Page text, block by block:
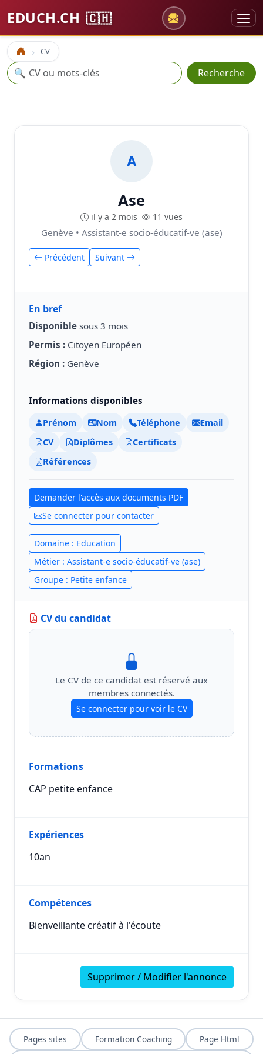
EDUCH.CH 🇨🇭
Accueil CV
Recherche
🔍 Recherche
A
Ase
il y a 2 mois 11 vues
Genève • Assistant-e socio-éducatif-ve (ase)
Précédent Suivant
En bref
Disponible sous 3 mois
Permis : Citoyen Européen
Région : Genève
Informations disponibles
Prénom Nom Téléphone
Email
CV
Diplômes
Certificats
Références
Demander l'accès aux documents PDF
Se connecter pour contacter
Domaine : Education
Métier : Assistant-e socio-éducatif-ve (ase)
Groupe : Petite enfance
CV du candidat
Le CV de ce candidat est réservé aux
membres connectés.
Se connecter pour voir le CV
Formations
CAP petite enfance
Expériences
10an
Compétences
Bienveillante créatif à l'écoute
Supprimer / Modifier l'annonce
Pages sites Formation Coaching Page Html